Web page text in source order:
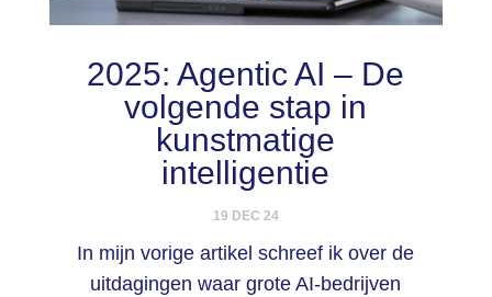
2025: Agentic AI – De
volgende stap in
kunstmatige
intelligentie
19 DEC 24
In mijn vorige artikel schreef ik over de
uitdagingen waar grote AI-bedrijven